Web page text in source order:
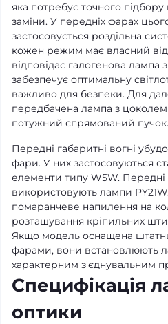
яка потребує точного
заміни. У передніх фарах
застосовується роздільна
кожен режим має власний
відповідає галогенова лампа
забезпечує оптимальну
важливо для безпеки. Для
передбачена лампа з цоколем
потужний спрямований пучок.
Передні габаритні вогні
фари. У них застосовуються
елементи типу W5W.
використовують лампи
помаранчеве напилення на
розташування кріпильних
Якщо модель оснащена
фарами, вони встановлюють
характерним з'єднувальним
Специфікація
оптики